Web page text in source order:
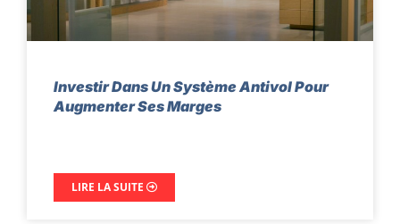
Investir Dans Un Système Antivol Pour
Augmenter Ses Marges
LIRE LA SUITE